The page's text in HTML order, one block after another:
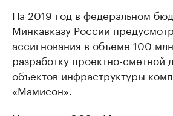
На 2019 год в федеральном
Минкавказу России
ассигнования в объеме 100
разработку проектно-сметной
объектов инфраструктуры
«Мамисон».